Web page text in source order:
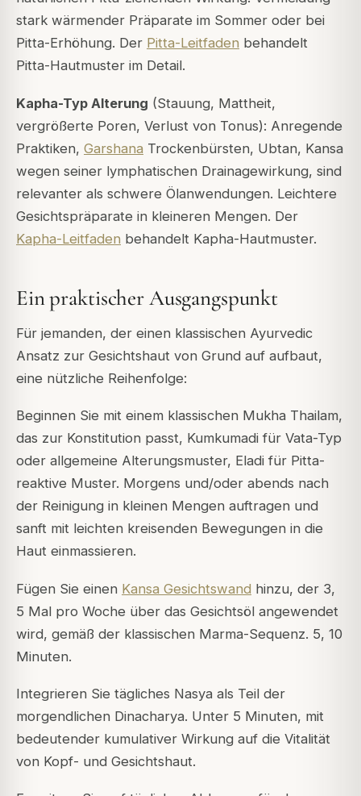
stark wärmender Präparate im Sommer oder bei
Pitta-Erhöhung. Der Pitta-Leitfaden behandelt
Pitta-Hautmuster im Detail.
Kapha-Typ Alterung (Stauung, Mattheit,
vergrößerte Poren, Verlust von Tonus): Anregende
Praktiken, Garshana Trockenbürsten, Ubtan, Kansa
wegen seiner lymphatischen Drainagewirkung, sind
relevanter als schwere Ölanwendungen. Leichtere
Gesichtspräparate in kleineren Mengen. Der
Kapha-Leitfaden behandelt Kapha-Hautmuster.
Ein praktischer Ausgangspunkt
Für jemanden, der einen klassischen Ayurvedic
Ansatz zur Gesichtshaut von Grund auf aufbaut,
eine nützliche Reihenfolge:
Beginnen Sie mit einem klassischen Mukha Thailam,
das zur Konstitution passt, Kumkumadi für Vata-Typ
oder allgemeine Alterungsmuster, Eladi für Pitta-
reaktive Muster. Morgens und/oder abends nach
der Reinigung in kleinen Mengen auftragen und
sanft mit leichten kreisenden Bewegungen in die
Haut einmassieren.
Fügen Sie einen Kansa Gesichtswand hinzu, der 3,
5 Mal pro Woche über das Gesichtsöl angewendet
wird, gemäß der klassischen Marma-Sequenz. 5, 10
Minuten.
Integrieren Sie tägliches Nasya als Teil der
morgendlichen Dinacharya. Unter 5 Minuten, mit
bedeutender kumulativer Wirkung auf die Vitalität
von Kopf- und Gesichtshaut.